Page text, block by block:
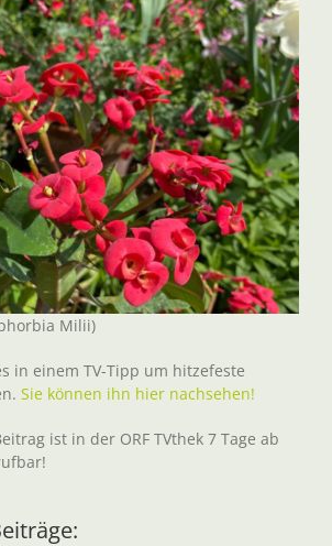
Milii)
in einem TV-Tipp um hitzefeste
Sie können ihn hier nachsehen!
ist in der ORF TVthek 7 Tage ab